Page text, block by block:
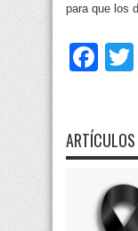
para que los